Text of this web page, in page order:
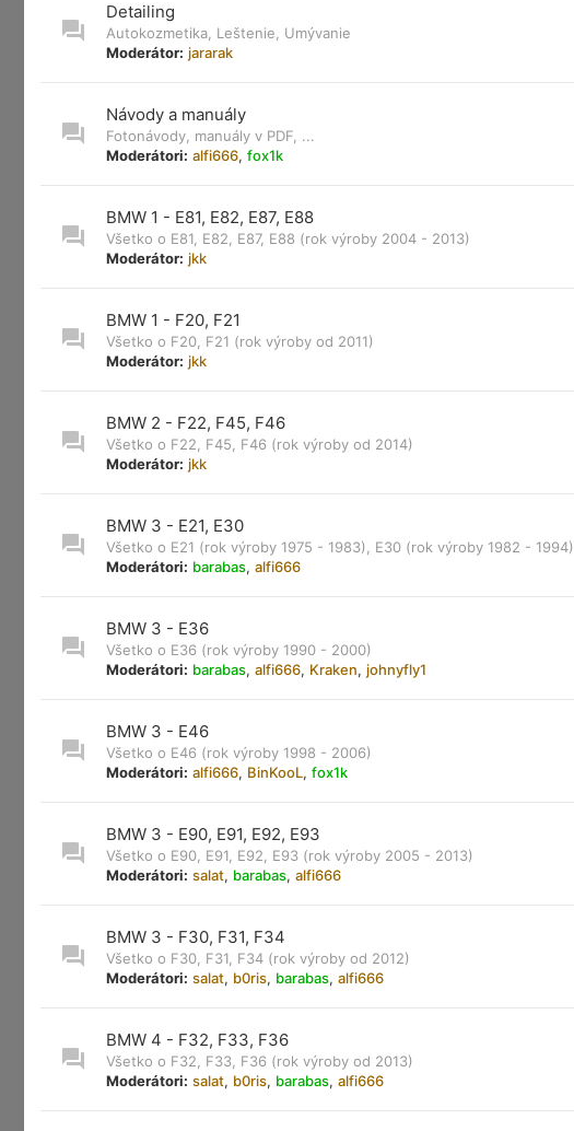
Detailing
Autokozmetika, Leštenie, Umývanie
Moderátor: jararak
Návody a manuály
Fotonávody, manuály v PDF, ...
Moderátori: alfi666, fox1k
BMW 1 - E81, E82, E87, E88
Všetko o E81, E82, E87, E88 (rok výroby 2004 - 2013)
Moderátor: jkk
BMW 1 - F20, F21
Všetko o F20, F21 (rok výroby od 2011)
Moderátor: jkk
BMW 2 - F22, F45, F46
Všetko o F22, F45, F46 (rok výroby od 2014)
Moderátor: jkk
BMW 3 - E21, E30
Všetko o E21 (rok výroby 1975 - 1983), E30 (rok výroby 1982 - 1994)
Moderátori: barabas, alfi666
BMW 3 - E36
Všetko o E36 (rok výroby 1990 - 2000)
Moderátori: barabas, alfi666, Kraken, johnyfly1
BMW 3 - E46
Všetko o E46 (rok výroby 1998 - 2006)
Moderátori: alfi666, BinKooL, fox1k
BMW 3 - E90, E91, E92, E93
Všetko o E90, E91, E92, E93 (rok výroby 2005 - 2013)
Moderátori: salat, barabas, alfi666
BMW 3 - F30, F31, F34
Všetko o F30, F31, F34 (rok výroby od 2012)
Moderátori: salat, b0ris, barabas, alfi666
BMW 4 - F32, F33, F36
Všetko o F32, F33, F36 (rok výroby od 2013)
Moderátori: salat, b0ris, barabas, alfi666